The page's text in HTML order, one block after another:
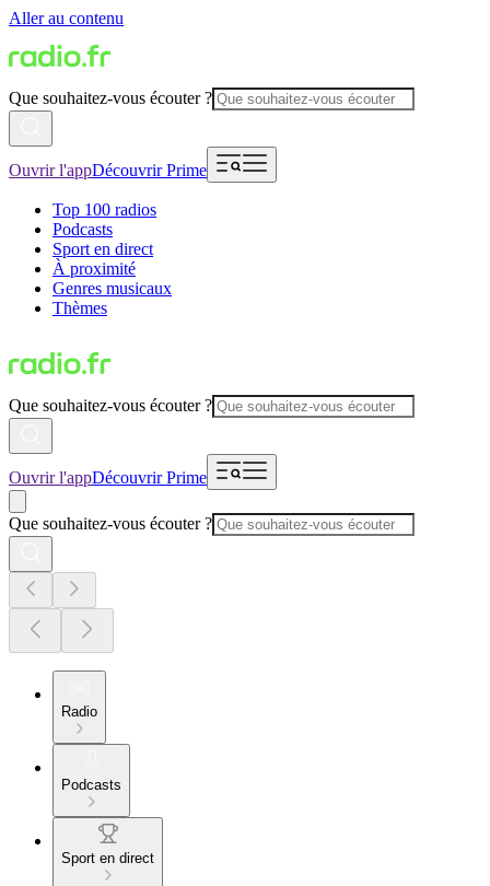
Aller au contenu
Que souhaitez-vous écouter ?
Ouvrir l'appDécouvrir Prime
Top 100 radios
Podcasts
Sport en direct
À proximité
Genres musicaux
Thèmes
Que souhaitez-vous écouter ?
Ouvrir l'appDécouvrir Prime
Que souhaitez-vous écouter ?
Radio
Podcasts
Sport en direct